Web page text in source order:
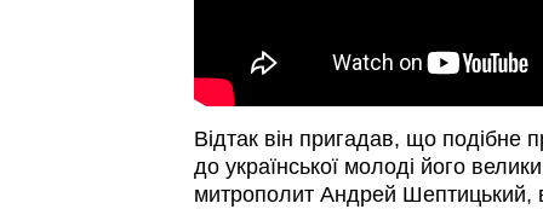
Відтак він пригадав, що подібне
до української молоді його
митрополит Андрей Шептицький,